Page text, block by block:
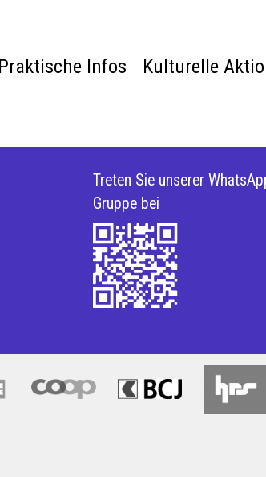
Praktische Infos Kulturelle
Treten Sie unserer
Gruppe bei